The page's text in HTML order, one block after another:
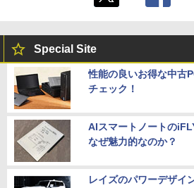
Special Site
性能の良いお得な中古
チェック！
AIスマートノートの
なぜ魅力的なのか？
レイズのパワーデザイ